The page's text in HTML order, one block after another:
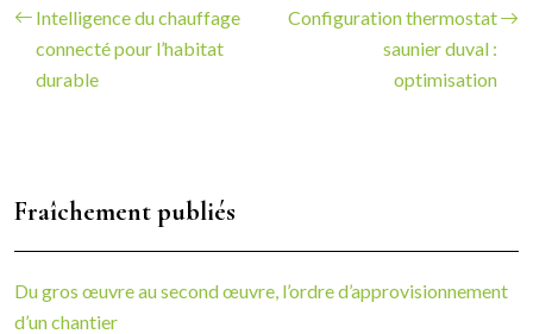
Intelligence du chauffage
connecté pour l’habitat
durable
Configuration thermostat
saunier duval :
optimisation
Fraîchement publiés
Du gros œuvre au second œuvre, l’ordre d’approvisionnement
d’un chantier